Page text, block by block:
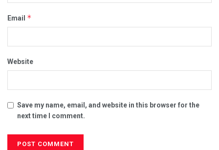
Email *
Website
Save my name, email, and website in this browser for the
next time I comment.